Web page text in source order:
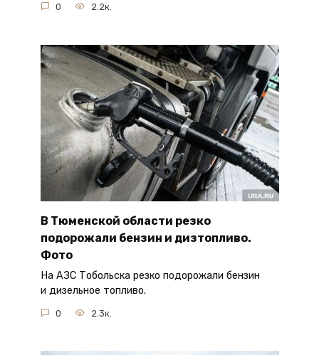
0 2.2к.
В Тюменской области резко
подорожали бензин и дизтопливо.
Фото
На АЗС Тобольска резко подорожали бензин
и дизельное топливо.
0 2.3к.